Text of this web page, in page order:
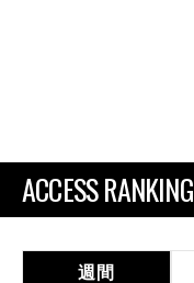
ACCESS RANKING
週間